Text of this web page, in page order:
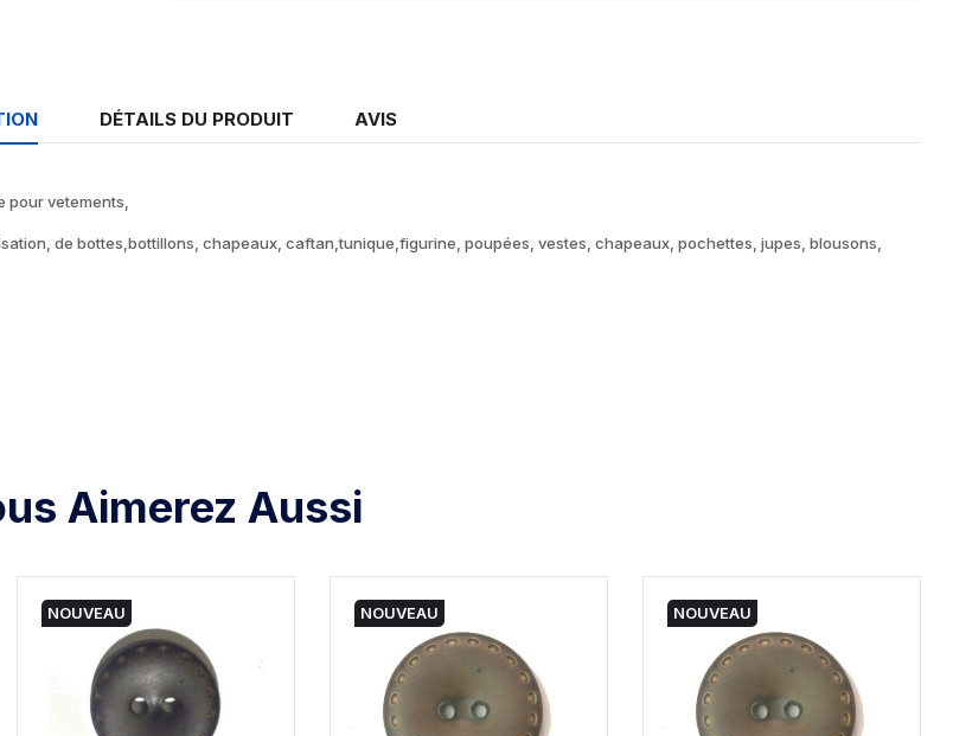
DÉTAILS DU PRODUIT AVIS
vetements,
de bottes,bottillons, chapeaux, caftan,tunique,figurine, poupées, vestes, chapeaux, pochettes, jupes, blousons,
Aimerez Aussi
NOUVEAU NOUVEAU NOUVEAU